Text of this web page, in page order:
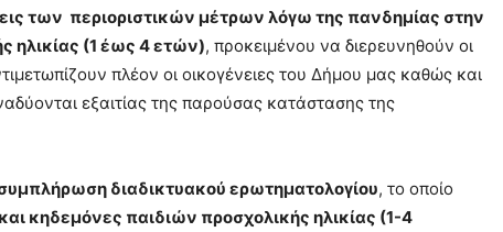
των περιοριστικών μέτρων λόγω της πανδημίας στην
ηλικίας (1 έως 4 ετών), προκειμένου να διερευνηθούν οι
πλέον οι οικογένειες του Δήμου μας καθώς και
εξαιτίας της παρούσας κατάστασης της
διαδικτυακού ερωτηματολογίου, το οποίο
κηδεμόνες παιδιών προσχολικής ηλικίας (1-4